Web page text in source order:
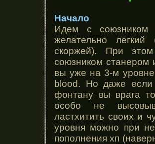
Начало
Идем с союзником
желательно
скоржей). При
союзником станером
вы уже на 3-м уровне
blood. Но даже
фонтану вы врага
особо не
ластхитить своих и
уровня можно при
пополнения хп